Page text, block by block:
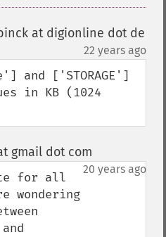
at digionline dot de
22 years ago
and ['STORAGE']
in KB (1024
gmail dot com
20 years ago
for all
wondering